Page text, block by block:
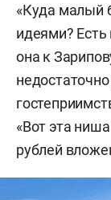
«Куда малый
идеями?
она к
«Вот эта
рублей